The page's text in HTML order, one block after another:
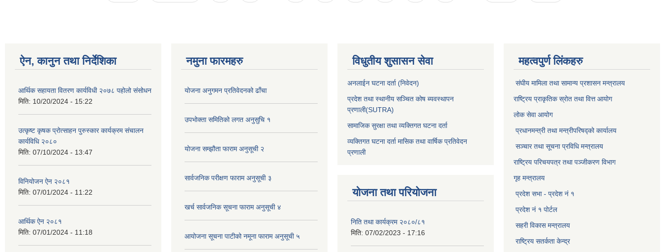
ऐन, कानुन तथा निर्देशिका
आर्थिक सहायता वितरण कार्यविधी २०७८ पहोलो संसोधन
मिति: 10/20/2024 - 15:22
उत्कृष्ट कृषक प्रोत्साहन पुरुस्कार कार्यक्रम संचालन
कार्यविधि २०८०
मिति: 07/10/2024 - 13:47
विनियोजन ऐन २०८१
मिति: 07/01/2024 - 11:22
आर्थिक ऐन २०८१
मिति: 07/01/2024 - 11:18
नमुना फारमहरु
योजना अनुगमन प्रतिवेदनको ढाँचा
उपभोक्ता समितिको लगत अनुसुचि १
योजना सम्झौता फाराम अनुसूची २
सार्वजनिक परीक्षण फाराम अनुसूची ३
खर्च सार्वजनिक सूचना फाराम अनुसूची ४
आयोजना सूचना पाटीको नमूना फाराम अनुसूची ५
विधुतीय शुसासन सेवा
अनलाईन घटना दर्ता (निवेदन)
प्रदेश तथा स्थानीय सञ्चित कोष ब्यवस्थापन
प्रणाली(SUTRA)
सामाजिक सुरक्षा तथा व्यक्तिगत घटना दर्ता
व्यक्तिगत घटना दर्ता मासिक तथा वार्षिक प्रतिवेदन
प्रणाली
योजना तथा परियोजना
निति तथा कार्यक्रम २०८०/८१
मिति: 07/02/2023 - 17:16
महत्वपुर्ण लिंकहरु
संघीय मामिला तथा सामान्य प्रशासन मन्त्रालय
राष्ट्रिय प्राकृतिक स्राेत तथा वित्त आयोग
लोक सेवा आयोग
प्रधानमन्त्री तथा मन्त्रीपरिषद्को कार्यालय
सञ्‍चार तथा सूचना प्रविधि मन्त्रालय
राष्ट्रिय परिचयपत्र तथा पञ्जीकरण विभाग​
गृह मन्त्रालय
प्रदेश सभा - प्रदेश नं १
प्रदेश नं १ पोर्टल
सहरी विकास मन्त्रालय
राष्ट्रिय सतर्कता केन्द्र